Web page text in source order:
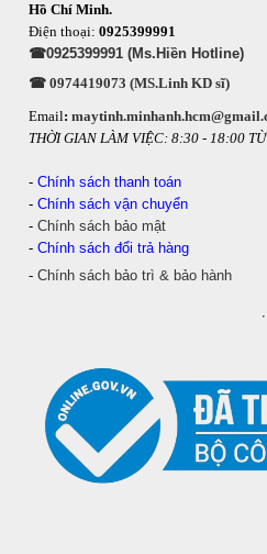
Hồ Chí Minh.
Điện thoại: 0925399991
☎0925399991 (Ms.Hiền Hotline)
☎ 0974419073 (MS.Linh KD sĩ)
Email:
THỜI GIAN LÀM VIỆC: 8:30 - 18:00
- Chính sách thanh toán
- Chính sách vận chuyển
- Chính sách bảo mật
- Chính sách đổi trả hàng
- Chính sách bảo trì & bảo hành